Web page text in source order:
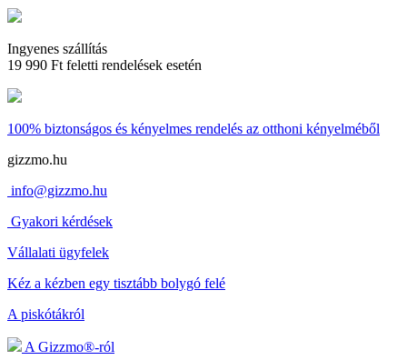
Ingyenes szállítás
19 990 Ft feletti rendelések esetén
100% biztonságos és kényelmes rendelés az otthoni kényelméből
gizzmo.hu
info@gizzmo.hu
Gyakori kérdések
Vállalati ügyfelek
Kéz a kézben egy tisztább bolygó felé
A piskótákról
A Gizzmo®-ról